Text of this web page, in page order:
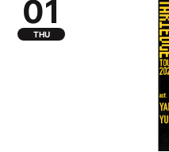
01
THU